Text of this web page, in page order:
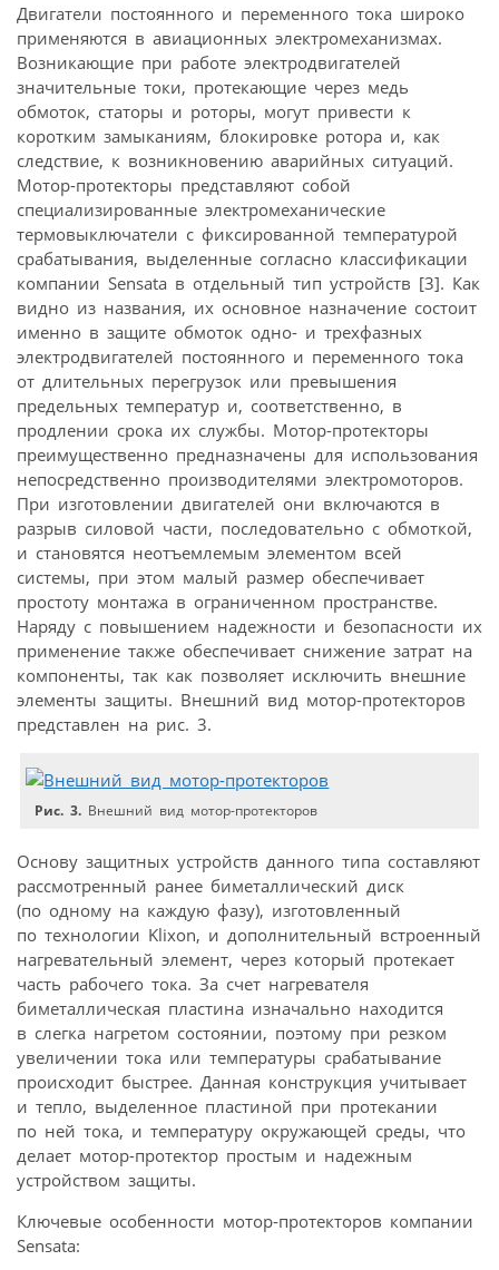
Двигатели постоянного и переменного тока широко
применяются в авиационных электромеханизмах.
Возникающие при работе электродвигателей
значительные токи, протекающие через медь
обмоток, статоры и роторы, могут привести к
коротким замыканиям, блокировке ротора и, как
следствие, к возникновению аварийных ситуаций.
Мотор-протекторы представляют собой
специализированные электромеханические
термовыключатели с фиксированной температурой
срабатывания, выделенные согласно классификации
компании Sensata в отдельный тип устройств [3]. Как
видно из названия, их основное назначение состоит
именно в защите обмоток одно- и трехфазных
электродвигателей постоянного и переменного тока
от длительных перегрузок или превышения
предельных температур и, соответственно, в
продлении срока их службы. Мотор-протекторы
преимущественно предназначены для использования
непосредственно производителями электромоторов.
При изготовлении двигателей они включаются в
разрыв силовой части, последовательно с обмоткой,
и становятся неотъемлемым элементом всей
системы, при этом малый размер обеспечивает
простоту монтажа в ограниченном пространстве.
Наряду с повышением надежности и безопасности их
применение также обеспечивает снижение затрат на
компоненты, так как позволяет исключить внешние
элементы защиты. Внешний вид мотор-протекторов
представлен на рис. 3.
Рис. 3. Внешний вид мотор-протекторов
Основу защитных устройств данного типа составляют
рассмотренный ранее биметаллический диск
(по одному на каждую фазу), изготовленный
по технологии Klixon, и дополнительный встроенный
нагревательный элемент, через который протекает
часть рабочего тока. За счет нагревателя
биметаллическая пластина изначально находится
в слегка нагретом состоянии, поэтому при резком
увеличении тока или температуры срабатывание
происходит быстрее. Данная конструкция учитывает
и тепло, выделенное пластиной при протекании
по ней тока, и температуру окружающей среды, что
делает мотор-протектор простым и надежным
устройством защиты.
Ключевые особенности мотор-протекторов компании
Sensata: